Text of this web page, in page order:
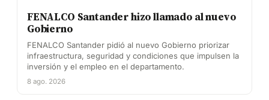
FENALCO Santander hizo llamado al nuevo
Gobierno
FENALCO Santander pidió al nuevo Gobierno priorizar
infraestructura, seguridad y condiciones que impulsen la
inversión y el empleo en el departamento.
8 ago. 2026